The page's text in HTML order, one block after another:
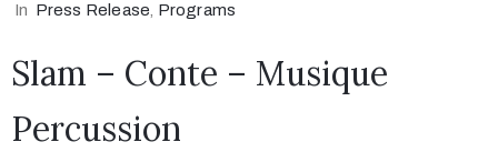
In Press Release‚ Programs
Slam – Conte – Musique
Percussion